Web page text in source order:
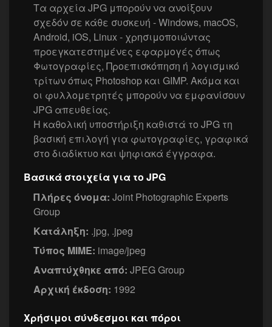
Τα αρχεία JPG μπορούν να ανοίξουν
σχεδόν σε κάθε συσκευή - Windows, macOS,
Android, iOS, Linux - χρησιμοποιώντας
προεγκατεστημένες εφαρμογές όπως
Φωτογραφίες, Προεπισκόπηση ή λογισμικό
τρίτων όπως Photoshop και GIMP. Ακόμα και
οι φυλλομετρητές μπορούν να εμφανίσουν
JPG απευθείας.
Η καθολική υποστήριξη καθιστά το JPG τη
βασική επιλογή για φωτογραφίες, γραφικά
στο διαδίκτυο και ψηφιακά έγγραφα.
Βασικά στοιχεία για το JPG
Πλήρες όνομα: Joint Photographic Experts
Group
Κατάληξη: .jpg, .jpeg
Τύπος MIME: image/jpeg
Αναπτύχθηκε από: JPEG Group
Αρχική έκδοση: 1992
Χρήσιμοι σύνδεσμοι και πόροι